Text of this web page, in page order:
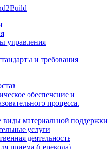
управления
и требования
обеспечение и
процесса.
материальной поддержки
услуги
деятельность
приема (перевода)